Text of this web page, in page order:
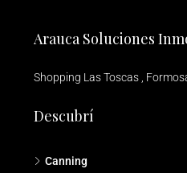
Arauca Soluciones
Shopping Las Toscas ,
Descubrí
Canning